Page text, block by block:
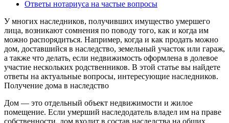
Ответы нотариуса на частые вопросы
У многих наследников, получивших имущество умершего
лица, возникают сомнения по поводу того, как и когда им
можно распорядиться. Например, когда и как продать можно
дом, доставшийся в наследство, земельный участок или гараж,
а также что делать, если недвижимость оформлена в долевое
участие нескольких родственников. В этой статье вы найдете
ответы на актуальные вопросы, интересующие наследников.
Получение дома в наследство
Дом — это отдельный объект недвижимости и жилое
помещение. Если умерший наследодатель владел им на праве